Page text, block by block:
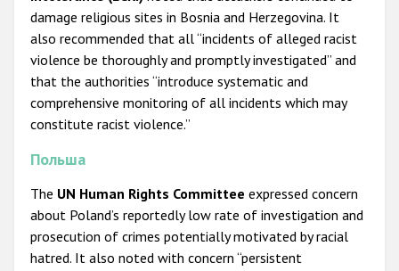
damage religious sites in Bosnia and Herzegovina. It
also recommended that all “incidents of alleged racist
violence be thoroughly and promptly investigated” and
that the authorities “introduce systematic and
comprehensive monitoring of all incidents which may
constitute racist violence.”
Польша
The UN Human Rights Committee expressed concern
about Poland’s reportedly low rate of investigation and
prosecution of crimes potentially motivated by racial
hatred. It also noted with concern “persistent